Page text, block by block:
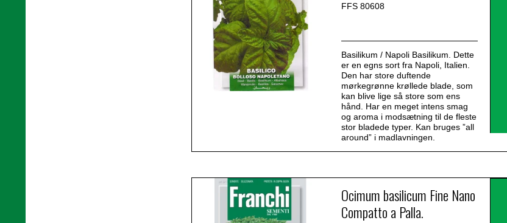
FFS 80608
Basilikum / Napoli Basilikum. Dette
er en egns sort fra Napoli, Italien.
Den har store duftende
mørkegrønne krøllede blade, som
kan blive lige så store som ens
hånd. Har en meget intens smag
og aroma i modsætning til de fleste
stor bladede typer. Kan bruges ”all
around” i madlavningen.
Ocimum basilicum Fine Nano
Compatto a Palla.